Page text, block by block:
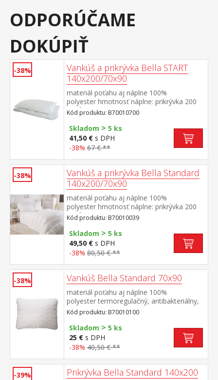
ODPORÚČAME
DOKÚPIŤ
-38%
Vankúš a prikrývka Bella START
140x200/70x90
materiál poťahu aj náplne 100%
polyester hmotnosť náplne: prikrývka 200
g/m², vankúš: cca 850 g rozmery: prikrývka
140 × 200 cm, vankúš 70 × 90
cm termoregulačné, antibakteriálne,
vhodné pre alergikov prikrývka je elegantne
prešitá prateľné do 60 °C
Kód produktu: B70010700
Skladom > 5 ks
41,50 € s DPH
-38% 67 € **
-38%
Vankúš a prikrývka Bella Standard
140x200/70x90
materiál poťahu aj náplne 100%
polyester hmotnosť náplne: prikrývka 200
g/m², vankúš: cca 1000 g rozmery: prikrývka
140 × 200 cm, vankúš 70 × 90
cm termoregulačné, antibakteriálne,
vhodné pre alergikov prikrývka aj vankúš sú
elegantne prešité prateľné do 60 °C
Kód produktu: B70010039
Skladom > 5 ks
49,50 € s DPH
-38% 80,50 € **
-38% Vankúš Bella Standard 70x90
materiál poťahu aj náplne 100%
polyester termoregulačný, antibakteriálny,
vhodný pre alergikov elegantne
prešitý prateľný do 60 °C
Kód produktu: B70010100
Skladom > 5 ks
25 € s DPH
-38% 40,50 € **
-39% Prikrývka Bella Standard 140x200